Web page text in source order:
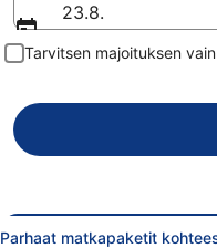
23.8.
Tarvitsen majoituksen
Parhaat matkapaketit